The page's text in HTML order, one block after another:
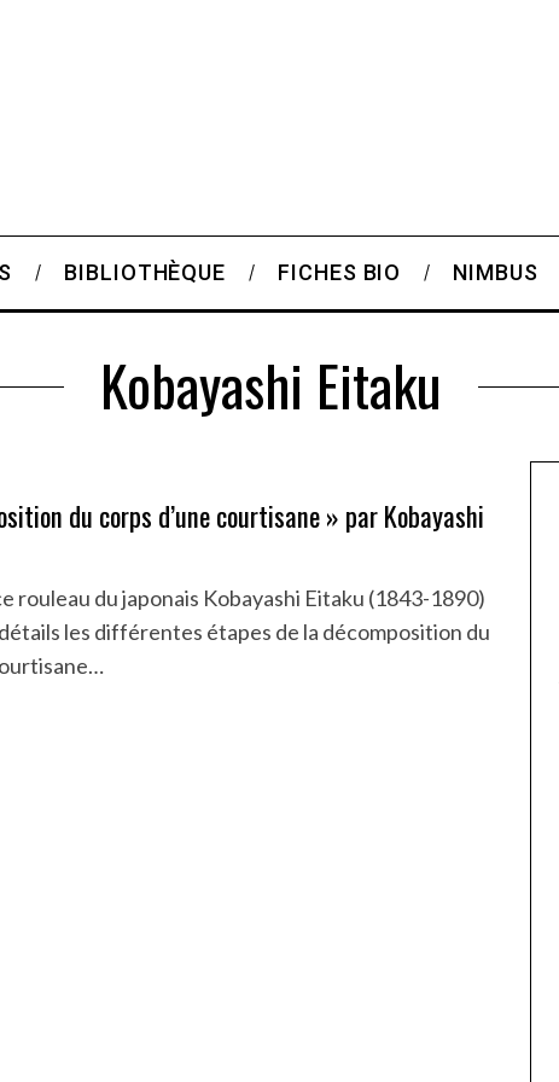
BIBLIOTHÈQUE FICHES BIO NIMBUS
Kobayashi Eitaku
du corps d’une courtisane » par Kobayashi
rouleau du japonais Kobayashi Eitaku (1843-1890)
les différentes étapes de la décomposition du